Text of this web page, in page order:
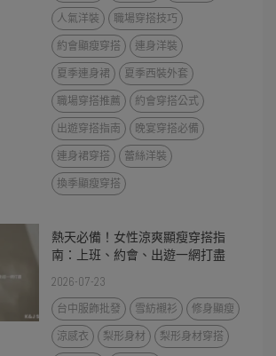
人氣洋裝
職場穿搭技巧
約會顯瘦穿搭
連身洋裝
夏季連身裙
夏季西裝外套
職場穿搭推薦
約會穿搭公式
出遊穿搭指南
晚宴穿搭必備
連身裙穿搭
蕾絲洋裝
換季顯瘦穿搭
熱天必備！女性涼爽顯瘦穿搭指
南：上班、約會、出遊一網打盡
2026-07-23
台中服飾批發 雪紡襯衫
修身顯瘦
涼感衣
梨形身材
梨形身材穿搭